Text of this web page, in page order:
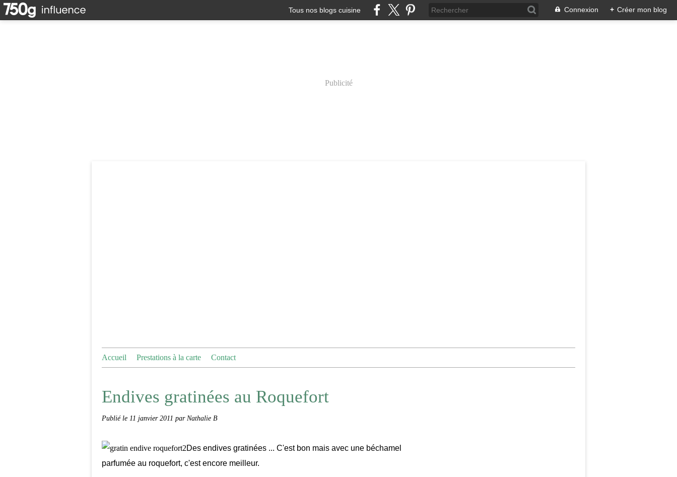
Tous nos blogs cuisine Connexion + Créer mon blog
Publicité
Accueil Prestations à la carte Contact
Endives gratinées au Roquefort
Publié le 11 janvier 2011 par Nathalie B
Des endives gratinées ... C'est bon mais avec une béchamel
parfumée au roquefort, c'est encore meilleur.